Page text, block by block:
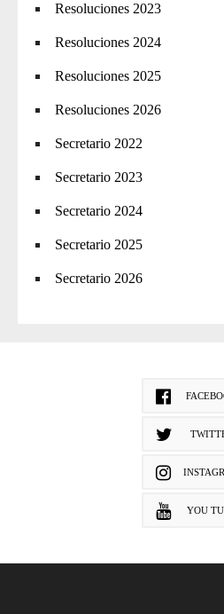
Resoluciones 2023
Resoluciones 2024
Resoluciones 2025
Resoluciones 2026
Secretario 2022
Secretario 2023
Secretario 2024
Secretario 2025
Secretario 2026
YOU